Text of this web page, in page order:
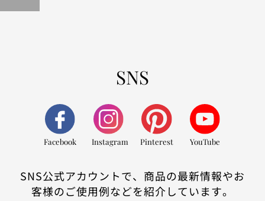
SNS
Facebook Instagram Pinterest YouTube
SNS公式アカウントで、商品の最新情報やお
客様のご使用例などを紹介しています。